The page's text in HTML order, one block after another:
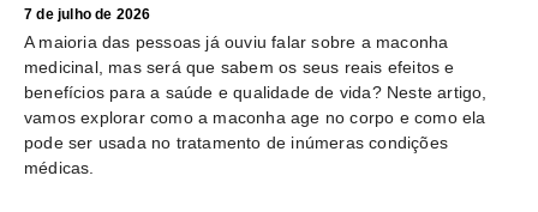
7 de julho de 2026
A maioria das pessoas já ouviu falar sobre a maconha
medicinal, mas será que sabem os seus reais efeitos e
benefícios para a saúde e qualidade de vida? Neste artigo,
vamos explorar como a maconha age no corpo e como ela
pode ser usada no tratamento de inúmeras condições
médicas.